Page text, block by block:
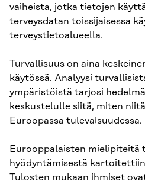
vaiheista, jotka tietojen
terveysdatan toissijaisessa
terveystietoalueella.
Turvallisuus on aina
käytössä. Analyysi
ympäristöistä tarjosi
keskustelulle siitä, miten
Euroopassa tulevaisuudessa.
Eurooppalaisten mielipiteitä
hyödyntämisestä
Tulosten mukaan ihmiset